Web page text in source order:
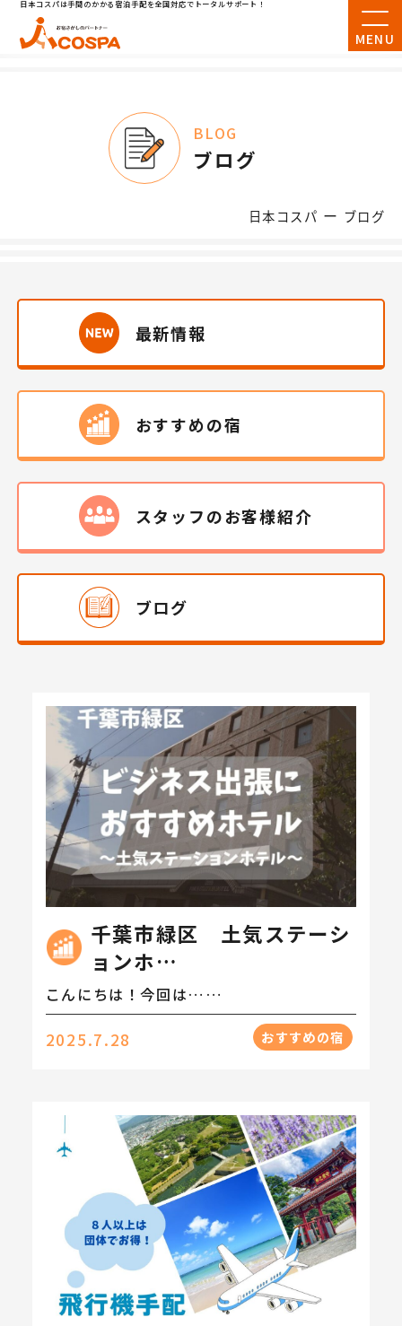
日本コスパは手間のかかる宿泊手配を全国対応でトータルサポート！
MENU
BLOG
ブログ
日本コスパ ー ブログ
最新情報
おすすめの宿
スタッフのお客様紹介
ブログ
千葉市緑区 土気ステーシ
ョンホ…
こんにちは！今回は……
2025.7.28 おすすめの宿